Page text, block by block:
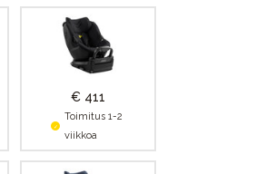
€ 411
Toimitus 1-2
viikkoa